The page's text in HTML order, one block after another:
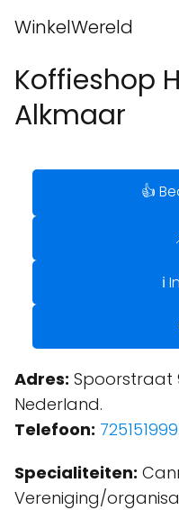
WinkelWereld
Koffieshop
Alkmaar
👍
ℹ️
Adres: Spoorstraat
Nederland.
Telefoon: 725151999.
Specialiteiten:
Vereniging/